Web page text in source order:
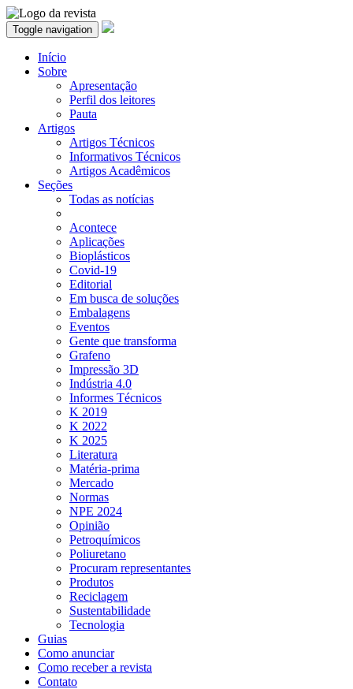
Toggle navigation
Início
Sobre
Apresentação
Perfil dos leitores
Pauta
Artigos
Artigos Técnicos
Informativos Técnicos
Artigos Acadêmicos
Seções
Todas as notícias
Acontece
Aplicações
Bioplásticos
Covid-19
Editorial
Em busca de soluções
Embalagens
Eventos
Gente que transforma
Grafeno
Impressão 3D
Indústria 4.0
Informes Técnicos
K 2019
K 2022
K 2025
Literatura
Matéria-prima
Mercado
Normas
NPE 2024
Opinião
Petroquímicos
Poliuretano
Procuram representantes
Produtos
Reciclagem
Sustentabilidade
Tecnologia
Guias
Como anunciar
Como receber a revista
Contato